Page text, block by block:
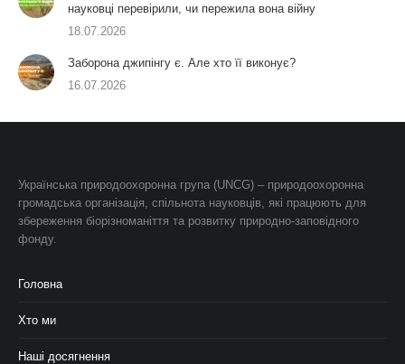
науковці перевірили, чи пережила вона війну
18.07.2026
Заборона джипінгу є. Але хто її виконує?
16.07.2026
Українська природоохоронна група (UNCG) – природоохоронна
громадська організація, спільнота науковців, які працюють для
збереження біорізноманіття та розвитку природно-заповідного
фонду.
Головна
Хто ми
Наші досягнення